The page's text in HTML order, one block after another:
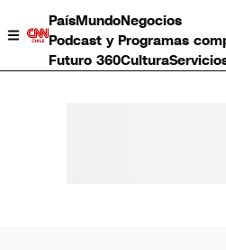
PaísMundoNegocios
Podcast y Programas
Futuro 360Cultura